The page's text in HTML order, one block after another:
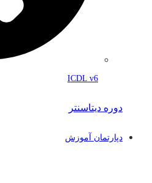
ICDL v6
دوره دیتاسنتر
دپارتمان آموزش